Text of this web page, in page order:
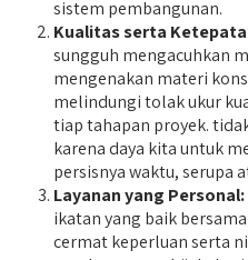
sistem pembangunan.
Kualitas serta
sungguh mengacuhkan
mengenakan materi
melindungi tolak ukur
tiap tahapan proyek.
karena daya kita untuk
persisnya waktu, serupa
Layanan yang Personal:
ikatan yang baik
cermat keperluan serta